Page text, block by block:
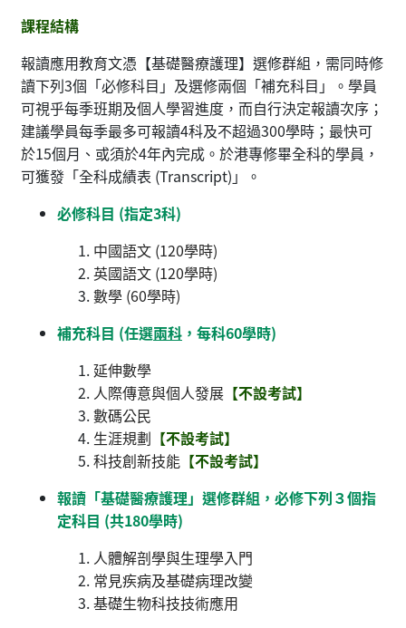
課程結構
報讀應用教育文憑【基礎醫療護理】選修群組，需同時修
讀下列3個「必修科目」及選修兩個「補充科目」。學員
可視乎每季班期及個人學習進度，而自行決定報讀次序；
建議學員每季最多可報讀4科及不超過300學時；最快可
於15個月、或須於4年內完成。於港專修畢全科的學員，
可獲發「全科成績表 (Transcript)」。
必修科目 (指定3科)
中國語文 (120學時)
英國語文 (120學時)
數學 (60學時)
補充科目 (任選兩科 ，每科60學時)
延伸數學
人際傳意與個人發展 【不設考試】
數碼公民
生涯規劃 【不設考試】
科技創新技能 【不設考試】
報讀「基礎醫療護理」選修群組，必修下列３個指
定科目 (共180學時)
人體解剖學與生理學入門
常見疾病及基礎病理改變
基礎生物科技技術應用